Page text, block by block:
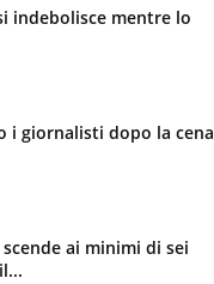
indebolisce mentre lo
i giornalisti dopo la cena
scende ai minimi di sei